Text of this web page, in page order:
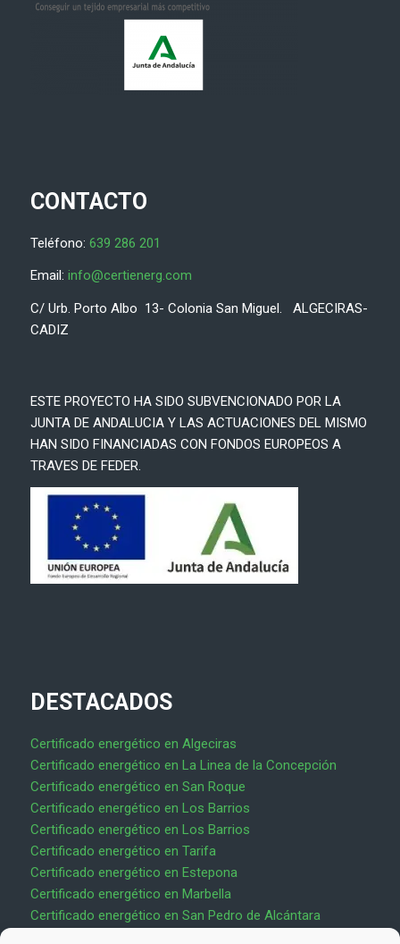
CONTACTO
Teléfono: 639 286 201
Email: info@certienerg.com
C/ Urb. Porto Albo 13- Colonia San Miguel. ALGECIRAS-
CADIZ
ESTE PROYECTO HA SIDO SUBVENCIONADO POR LA
JUNTA DE ANDALUCIA Y LAS ACTUACIONES DEL MISMO
HAN SIDO FINANCIADAS CON FONDOS EUROPEOS A
TRAVES DE FEDER.
DESTACADOS
Certificado energético en Algeciras
Certificado energético en La Linea de la Concepción
Certificado energético en San Roque
Certificado energético en Los Barrios
Certificado energético en Los Barrios
Certificado energético en Tarifa
Certificado energético en Estepona
Certificado energético en Marbella
Certificado energético en San Pedro de Alcántara